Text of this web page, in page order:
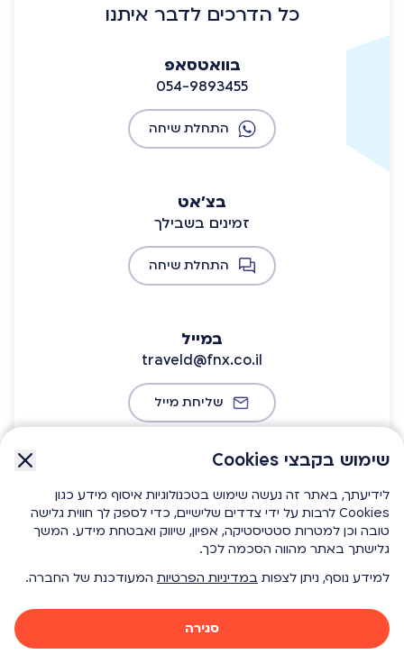
שימוש בקבצי Cookies
לידיעתך, באתר זה נעשה שימוש בטכנולוגיות איסוף מידע כגון
Cookies לרבות על ידי צדדים שלישיים, כדי לספק לך חווית גלישה
טובה וכן למטרות סטטיסטיקה, אפיון, שיווק ואבטחת מידע. המשך
גלישתך באתר מהווה הסכמה לכך.
למידע נוסף, ניתן לצפות במדיניות הפרטיות המעודכנת של החברה.
סגירה
כל הדרכים לדבר איתנו
בוואטסאפ
054-9893455
התחלת שיחה
בצ'אט
זמינים בשבילך
התחלת שיחה
במייל
traveld@fnx.co.il
שליחת מייל
מוקדי השירות
דרכי התקשרות נוספות
מידע נוסף
בטלפון
03-7141000
שימוש בקבצי Cookies
לידיעתך, באתר זה נעשה שימוש בטכנולוגיות איסוף מידע כגון
Cookies לרבות על ידי צדדים שלישיים, כדי לספק לך חווית גלישה
טובה וכן למטרות סטטיסטיקה, אפיון, שיווק ואבטחת מידע. המשך
גלישתך באתר מהווה הסכמה לכך.
למידע נוסף, ניתן לצפות במדיניות הפרטיות המעודכנת של החברה.
סגירה